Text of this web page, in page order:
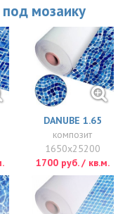
под мозаику
DANUBE 1.65
композит
1650x25200
1700 руб. / кв.м.